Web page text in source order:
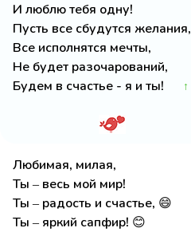
И люблю тебя одну!
Пусть все сбудутся желания,
Все исполнятся мечты,
Не будет разочарований,
Будем в счастье - я и ты!
↑
Любимая, милая,
Ты – весь мой мир!
Ты – радость и счастье, 😄
Ты – яркий сапфир! 😊